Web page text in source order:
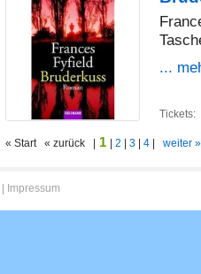
...
Tickets:
« Start « zurück | 1 2 3 4 weiter »
Impressum